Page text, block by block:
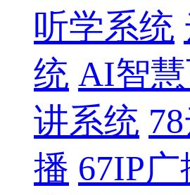
听学系统
统 AI智
讲系统
播 67IP广